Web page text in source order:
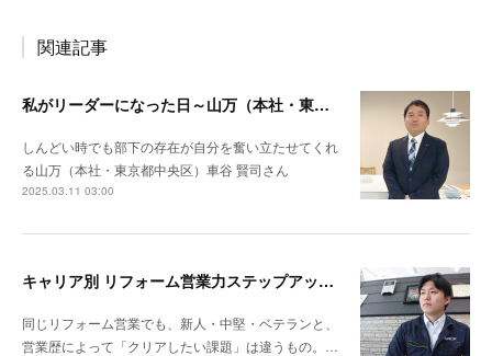
関連記事
私がリーダーになった日～山万（本社・東京都中央区）車谷 賢司さん
しんどい時でも部下の存在が自分を奮い立たせてくれ
る山万（本社・東京都中央区）車谷 賢司さん
2025.03.11 03:00
キャリア別 リフォーム営業力ステップアップ計画～ナックプランニング（埼玉県戸田市）谷川陸さん
同じリフォーム営業でも、新人・中堅・ベテランと、
営業歴によって「クリアしたい課題」は違うもの。…